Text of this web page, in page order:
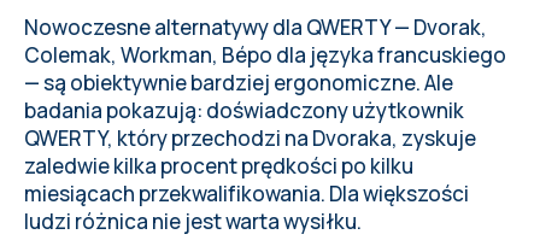
Nowoczesne alternatywy dla QWERTY — Dvorak,
Colemak, Workman, Bépo dla języka francuskiego
— są obiektywnie bardziej ergonomiczne. Ale
badania pokazują: doświadczony użytkownik
QWERTY, który przechodzi na Dvoraka, zyskuje
zaledwie kilka procent prędkości po kilku
miesiącach przekwalifikowania. Dla większości
ludzi różnica nie jest warta wysiłku.